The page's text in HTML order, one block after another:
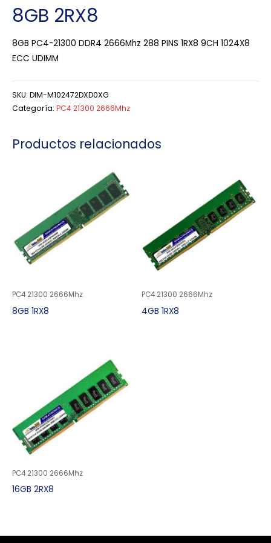
8GB 2RX8
8GB PC4-21300 DDR4 2666Mhz 288 PINS 1RX8 9CH 1024X8
ECC UDIMM
SKU: DIM-M102472DXD0XG
Categoría: PC4 21300 2666Mhz
Productos relacionados
PC4 21300 2666Mhz
8GB 1RX8
PC4 21300 2666Mhz
4GB 1RX8
PC4 21300 2666Mhz
16GB 2RX8